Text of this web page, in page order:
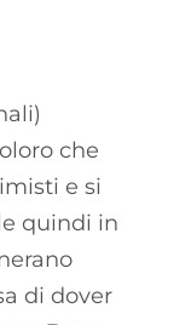
che
e si
quindi in
di dover